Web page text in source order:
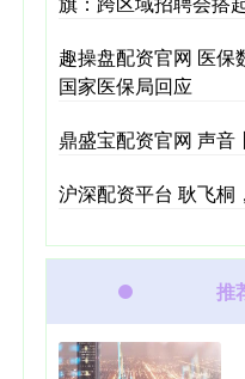
趣操盘配资官网 医保
国家医保局回应
鼎盛宝配资官网 声音
沪深配资平台 耿飞桐
推